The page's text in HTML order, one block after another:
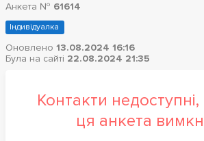
Анкета № 61614
Індивідуалка
Оновлено 13.08.2024 16:16
Була на сайті 22.08.2024 21:35
Контакти недоступні,
ця анкета